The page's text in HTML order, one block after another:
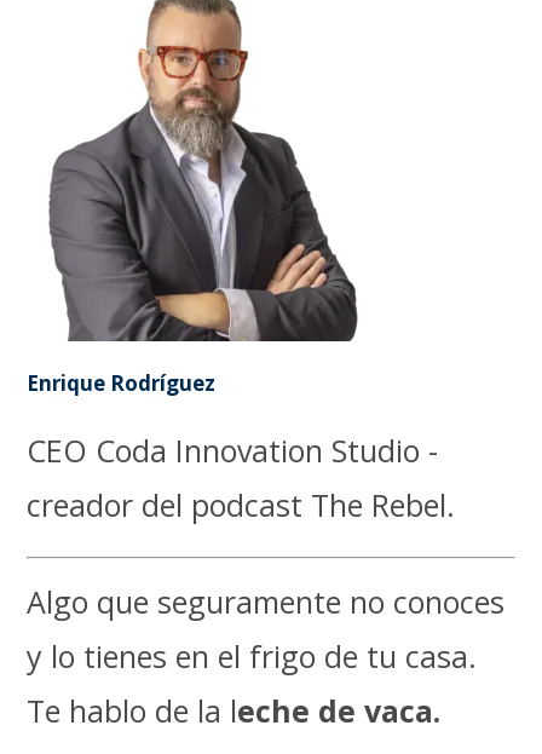
Enrique Rodríguez
CEO Coda Innovation Studio -
creador del podcast The Rebel.
Algo que seguramente no conoces
y lo tienes en el frigo de tu casa.
Te hablo de la leche de vaca.